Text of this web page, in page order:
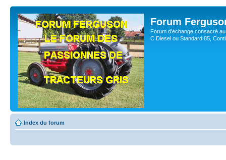
Forum
Forum d'échange consacré
C Diesel ou Standard 85,
Index du forum